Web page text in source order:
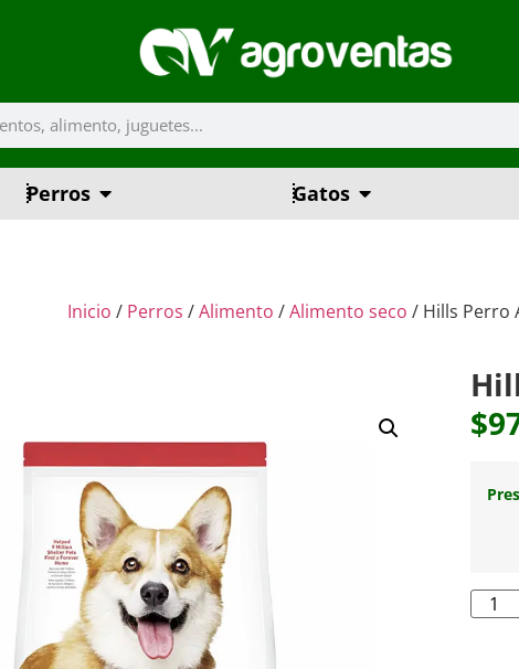
Perros Gatos
Inicio / Perros /Alimento /Alimento seco / Hills Perro
$